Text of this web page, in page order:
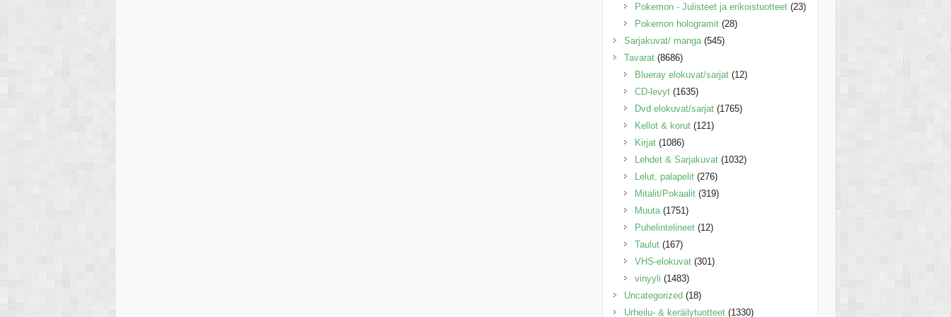
Pokemon - Julisteet ja erikoistuotteet (23)
Pokemon hologramit (28)
Sarjakuvat/ manga (545)
Tavarat (8686)
Blueray elokuvat/sarjat (12)
CD-levyt (1635)
Dvd elokuvat/sarjat (1765)
Kellot & korut (121)
Kirjat (1086)
Lehdet & Sarjakuvat (1032)
Lelut, palapelit (276)
Mitalit/Pokaalit (319)
Muuta (1751)
Puhelintelineet (12)
Taulut (167)
VHS-elokuvat (301)
vinyyli (1483)
Uncategorized (18)
Urheilu- & keräilytuotteet (1330)